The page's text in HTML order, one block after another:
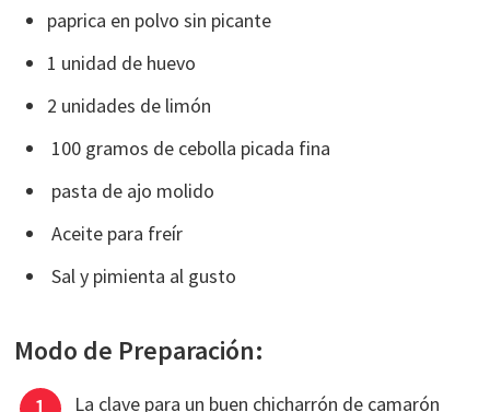
paprica en polvo sin picante
1 unidad de huevo
2 unidades de limón
100 gramos de cebolla picada fina
pasta de ajo molido
Aceite para freír
Sal y pimienta al gusto
Modo de Preparación:
La clave para un buen chicharrón de camarón